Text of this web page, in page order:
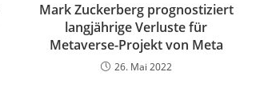
Mark Zuckerberg prognostiziert
langjährige Verluste für
Metaverse-Projekt von Meta
26. Mai 2022